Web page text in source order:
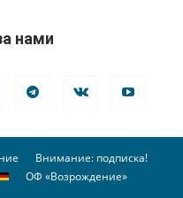
нами
Внимание: подписка!
ОФ «Возрождение»